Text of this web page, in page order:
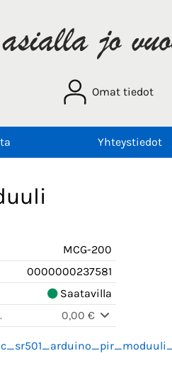
Omat tiedot
Yhteystiedot
MCG-200
0000000237581
Saatavilla
0,00 €